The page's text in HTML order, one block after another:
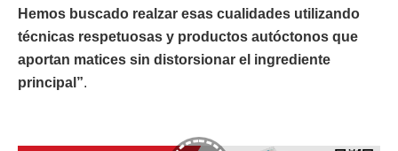
Hemos buscado realzar esas cualidades utilizando
técnicas respetuosas y productos autóctonos que
aportan matices sin distorsionar el ingrediente
principal”.